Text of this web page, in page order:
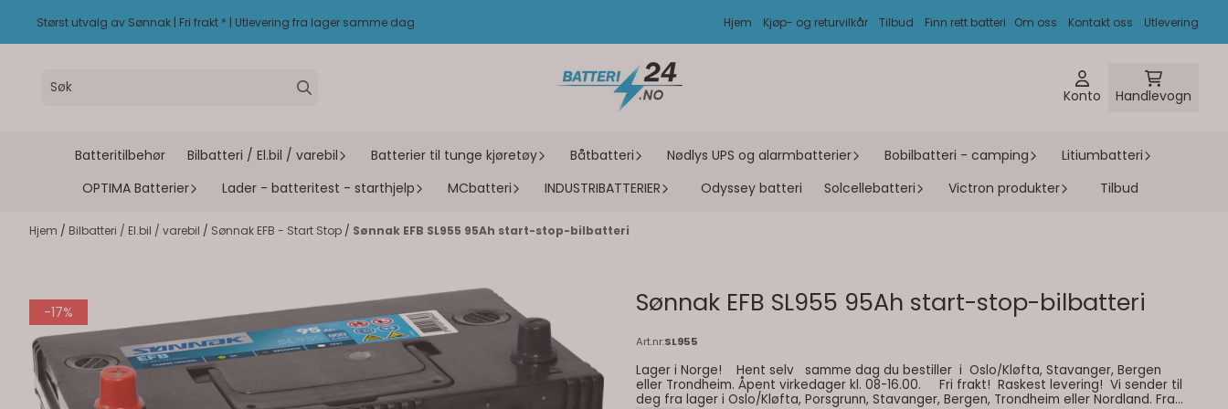
Hopp til innhold
Størst utvalg av Sønnak | Fri frakt * | Utlevering fra lager samme dag Hjem Kjøp- og returvilkår Tilbud Finn rett batteri Om oss Kontakt oss Utlevering
Konto Handlevogn
Batteritilbehør Bilbatteri / El.bil / varebil Batterier til tunge kjøretøy Båtbatteri Nødlys UPS og alarmbatterier Bobilbatteri - camping
Litiumbatteri
OPTIMA Batterier
Lader - batteritest - starthjelp MCbatteri INDUSTRIBATTERIER Odyssey batteri Solcellebatteri Victron produkter Tilbud
Hjem / Bilbatteri / El.bil / varebil / Sønnak EFB - Start Stop / Sønnak EFB SL955 95Ah start-stop-bilbatteri
-17% Sønnak EFB SL955 95Ah start-stop-bilbatteri
Art.nr:SL955
Lager i Norge! Hent selv samme dag du bestiller i Oslo/Kløfta, Stavanger, Bergen
eller Trondheim. Åpent virkedager kl. 08-16.00. Fri frakt! Raskest levering! Vi sender til
deg fra lager i Oslo/Kløfta, Porsgrunn, Stavanger, Bergen, Trondheim eller Nordland. Fra